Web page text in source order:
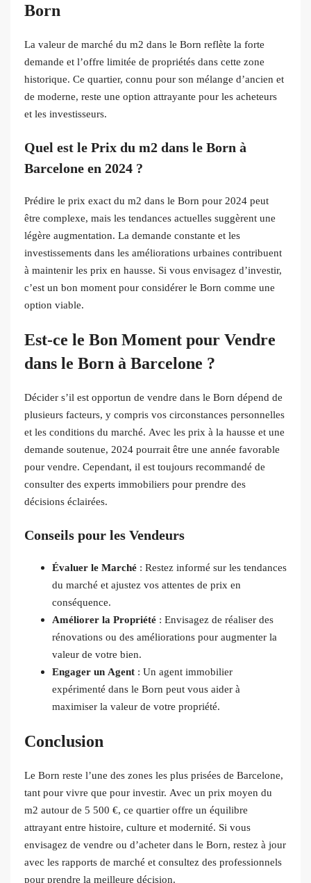
Born
La valeur de marché du m2 dans le Born reflète la forte
demande et l’offre limitée de propriétés dans cette zone
historique. Ce quartier, connu pour son mélange d’ancien et
de moderne, reste une option attrayante pour les acheteurs
et les investisseurs.
Quel est le Prix du m2 dans le Born à
Barcelone en 2024 ?
Prédire le prix exact du m2 dans le Born pour 2024 peut
être complexe, mais les tendances actuelles suggèrent une
légère augmentation. La demande constante et les
investissements dans les améliorations urbaines contribuent
à maintenir les prix en hausse. Si vous envisagez d’investir,
c’est un bon moment pour considérer le Born comme une
option viable.
Est-ce le Bon Moment pour Vendre
dans le Born à Barcelone ?
Décider s’il est opportun de vendre dans le Born dépend de
plusieurs facteurs, y compris vos circonstances personnelles
et les conditions du marché. Avec les prix à la hausse et une
demande soutenue, 2024 pourrait être une année favorable
pour vendre. Cependant, il est toujours recommandé de
consulter des experts immobiliers pour prendre des
décisions éclairées.
Conseils pour les Vendeurs
Évaluer le Marché : Restez informé sur les tendances
du marché et ajustez vos attentes de prix en
conséquence.
Améliorer la Propriété : Envisagez de réaliser des
rénovations ou des améliorations pour augmenter la
valeur de votre bien.
Engager un Agent : Un agent immobilier
expérimenté dans le Born peut vous aider à
maximiser la valeur de votre propriété.
Conclusion
Le Born reste l’une des zones les plus prisées de Barcelone,
tant pour vivre que pour investir. Avec un prix moyen du
m2 autour de 5 500 €, ce quartier offre un équilibre
attrayant entre histoire, culture et modernité. Si vous
envisagez de vendre ou d’acheter dans le Born, restez à jour
avec les rapports de marché et consultez des professionnels
pour prendre la meilleure décision.